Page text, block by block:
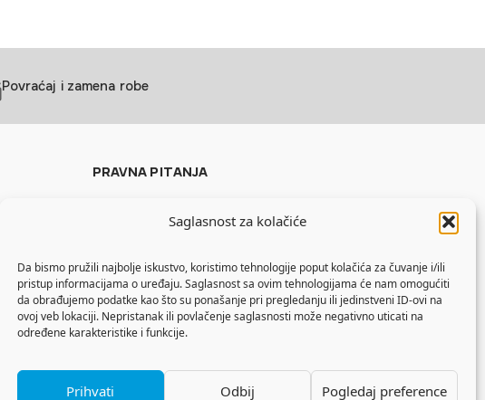
Saglasnost za kolačiće
Da bismo pružili najbolje iskustvo, koristimo tehnologije poput kolačića za čuvanje i/ili
pristup informacijama o uređaju. Saglasnost sa ovim tehnologijama će nam omogućiti
da obrađujemo podatke kao što su ponašanje pri pregledanju ili jedinstveni ID-ovi na
ovoj veb lokaciji. Nepristanak ili povlačenje saglasnosti može negativno uticati na
određene karakteristike i funkcije.
Prihvati Odbij Pogledaj preference
Povraćaj i zamena robe
PRAVNA PITANJA
Uslovi korišćenja